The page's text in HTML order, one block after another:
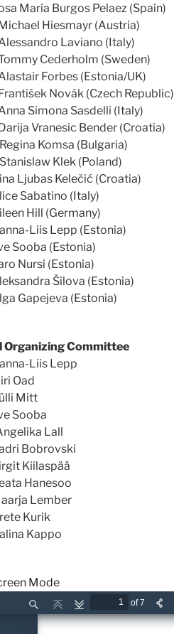
Maria Burgos Pelaez (Spain)
Hiesmayr (Austria)
Laviano (Italy)
Cederholm (Sweden)
Forbes (Estonia/UK)
Novák (Czech Republic)
Simona Sasdelli (Italy)
Vranesic Bender (Croatia)
Komsa (Bulgaria)
Klek (Poland)
Ljubas Kelečić (Croatia)
Sabatino (Italy)
Hill (Germany)
Liis Lepp (Estonia)
Sooba (Estonia)
Nursi (Estonia)
Šilova (Estonia)
Gapejeva (Estonia)
Organizing Committee
Liis Lepp
Oad
Mitt
Sooba
Lall
Bobrovski
Kiilaspää
Hanesoo
Lember
Kurik
Kappo
Mode